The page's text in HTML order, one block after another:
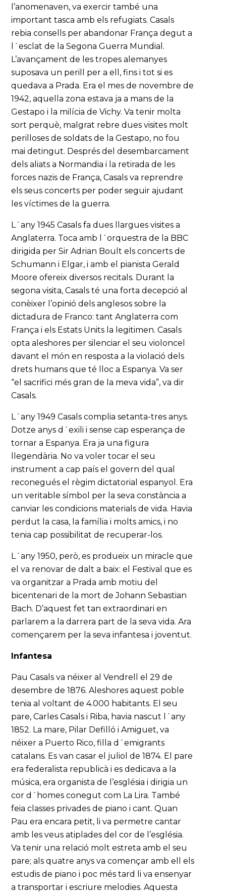
l’anomenaven, va exercir també una
important tasca amb els refugiats. Casals
rebia consells per abandonar França degut a
l´esclat de la Segona Guerra Mundial.
L’avançament de les tropes alemanyes
suposava un perill per a ell, fins i tot si es
quedava a Prada. Era el mes de novembre de
1942, aquella zona estava ja a mans de la
Gestapo i la milícia de Vichy. Va tenir molta
sort perquè, malgrat rebre dues visites molt
perilloses de soldats de la Gestapo, no fou
mai detingut. Després del desembarcament
dels aliats a Normandia i la retirada de les
forces nazis de França, Casals va reprendre
els seus concerts per poder seguir ajudant
les víctimes de la guerra.
L´any 1945 Casals fa dues llargues visites a
Anglaterra. Toca amb l´orquestra de la BBC
dirigida per Sir Adrian Boult els concerts de
Schumann i Elgar, i amb el pianista Gerald
Moore ofereix diversos recitals. Durant la
segona visita, Casals té una forta decepció al
conèixer l’opinió dels anglesos sobre la
dictadura de Franco: tant Anglaterra com
França i els Estats Units la legitimen. Casals
opta aleshores per silenciar el seu violoncel
davant el món en resposta a la violació dels
drets humans que té lloc a Espanya. Va ser
“el sacrifici més gran de la meva vida”, va dir
Casals.
L´any 1949 Casals complia setanta-tres anys.
Dotze anys d´exili i sense cap esperança de
tornar a Espanya. Era ja una figura
llegendària. No va voler tocar el seu
instrument a cap país el govern del qual
reconegués el règim dictatorial espanyol. Era
un veritable símbol per la seva constància a
canviar les condicions materials de vida. Havia
perdut la casa, la família i molts amics, i no
tenia cap possibilitat de recuperar-los.
L´any 1950, però, es produeix un miracle que
el va renovar de dalt a baix: el Festival que es
va organitzar a Prada amb motiu del
bicentenari de la mort de Johann Sebastian
Bach. D’aquest fet tan extraordinari en
parlarem a la darrera part de la seva vida. Ara
començarem per la seva infantesa i joventut.
Infantesa
Pau Casals va néixer al Vendrell el 29 de
desembre de 1876. Aleshores aquest poble
tenia al voltant de 4.000 habitants. El seu
pare, Carles Casals i Riba, havia nascut l´any
1852. La mare, Pilar Defilló i Amiguet, va
néixer a Puerto Rico, filla d´emigrants
catalans. Es van casar el juliol de 1874. El pare
era federalista republicà i es dedicava a la
música, era organista de l’església i dirigia un
cor d´homes conegut com La Lira. També
feia classes privades de piano i cant. Quan
Pau era encara petit, li va permetre cantar
amb les veus atiplades del cor de l’església.
Va tenir una relació molt estreta amb el seu
pare; als quatre anys va començar amb ell els
estudis de piano i poc més tard li va ensenyar
a transportar i escriure melodies. Aquesta